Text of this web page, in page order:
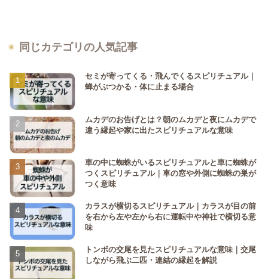
同じカテゴリの人気記事
セミが寄ってくる・飛んでくるスピリチュアル｜
蝉がぶつかる・体に止まる場合
ムカデのお告げとは？朝のムカデと夜にムカデで
違う縁起や家に出たスピリチュアルな意味
車の中に蜘蛛がいるスピリチュアルと車に蜘蛛が
つくスピリチュアル｜車の窓や外側に蜘蛛の巣が
つく意味
カラスが横切るスピリチュアル｜カラスが目の前
を右から左や左から右に運転中や神社で横切る意
味
トンボの交尾を見たスピリチュアルな意味｜交尾
しながら飛ぶ二匹・連結の縁起を解説